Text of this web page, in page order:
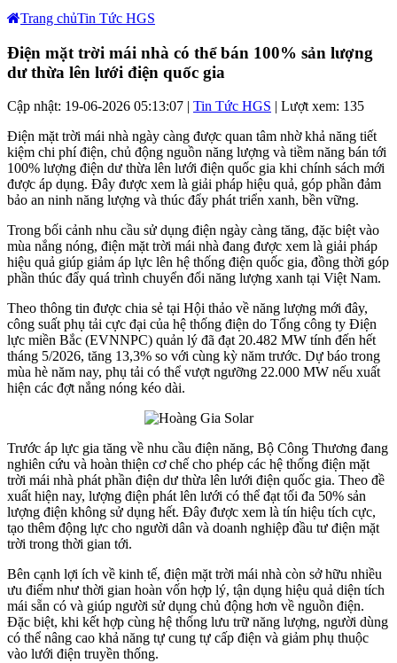
Trang chủTin Tức HGS
Điện mặt trời mái nhà có thể bán 100% sản lượng
dư thừa lên lưới điện quốc gia
Cập nhật: 19-06-2026 05:13:07 | Tin Tức HGS | Lượt xem: 135
Điện mặt trời mái nhà ngày càng được quan tâm nhờ khả năng tiết
kiệm chi phí điện, chủ động nguồn năng lượng và tiềm năng bán tới
100% lượng điện dư thừa lên lưới điện quốc gia khi chính sách mới
được áp dụng. Đây được xem là giải pháp hiệu quả, góp phần đảm
bảo an ninh năng lượng và thúc đẩy phát triển xanh, bền vững.
Trong bối cảnh nhu cầu sử dụng điện ngày càng tăng, đặc biệt vào
mùa nắng nóng, điện mặt trời mái nhà đang được xem là giải pháp
hiệu quả giúp giảm áp lực lên hệ thống điện quốc gia, đồng thời góp
phần thúc đẩy quá trình chuyển đổi năng lượng xanh tại Việt Nam.
Theo thông tin được chia sẻ tại Hội thảo về năng lượng mới đây,
công suất phụ tải cực đại của hệ thống điện do Tổng công ty Điện
lực miền Bắc (EVNNPC) quản lý đã đạt 20.482 MW tính đến hết
tháng 5/2026, tăng 13,3% so với cùng kỳ năm trước. Dự báo trong
mùa hè năm nay, phụ tải có thể vượt ngưỡng 22.000 MW nếu xuất
hiện các đợt nắng nóng kéo dài.
Trước áp lực gia tăng về nhu cầu điện năng, Bộ Công Thương đang
nghiên cứu và hoàn thiện cơ chế cho phép các hệ thống điện mặt
trời mái nhà phát phần điện dư thừa lên lưới điện quốc gia. Theo đề
xuất hiện nay, lượng điện phát lên lưới có thể đạt tối đa 50% sản
lượng điện không sử dụng hết. Đây được xem là tín hiệu tích cực,
tạo thêm động lực cho người dân và doanh nghiệp đầu tư điện mặt
trời trong thời gian tới.
Bên cạnh lợi ích về kinh tế, điện mặt trời mái nhà còn sở hữu nhiều
ưu điểm như thời gian hoàn vốn hợp lý, tận dụng hiệu quả diện tích
mái sẵn có và giúp người sử dụng chủ động hơn về nguồn điện.
Đặc biệt, khi kết hợp cùng hệ thống lưu trữ năng lượng, người dùng
có thể nâng cao khả năng tự cung tự cấp điện và giảm phụ thuộc
vào lưới điện truyền thống.